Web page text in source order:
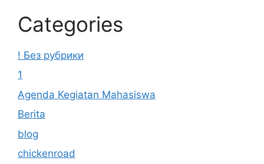
Categories
! Без рубрики
1
Agenda Kegiatan Mahasiswa
Berita
blog
chickenroad